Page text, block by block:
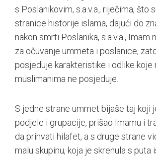
s Poslanikovim, s.a.v.a., riječima, što
stranice historije islama, dajući do
nakon smrti Poslanika, s.a.v.a., Imam
za očuvanje ummeta i poslanice,
posjeduje karakteristike i odlike koje
muslimanima ne posjeduje.
S jedne strane ummet bijaše taj koji
podjele i grupacije, prišao Imamu i
da prihvati hilafet, a s druge strane
malu skupinu, koja je skrenula s puta